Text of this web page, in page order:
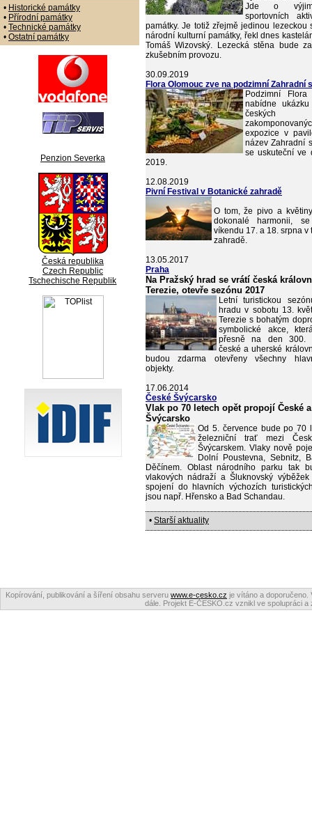
• Historické památky
• Přírodní památky
• Technické památky
• Ostatní památky
Penzion Severka
Česká republika
Czech Republic
Tschechische Republik
Jde o
sportovních
památky. Je totiž zřejmě jedinou lezeckou
národní kulturní památky, řekl dnes
Tomáš Wizovský. Lezecká stěna bude
zkušebním provozu.
30.09.2019
Flora Olomouc zve na podzimní Zahradní
Podzimní
nabídne
českých
expozice v
název Zahradní
se uskuteční ve
2019.
12.08.2019
Pivní Festival v Botanické zahradě
O tom, že pivo a
dokonalé harmonii,
víkendu 17. a 18. srpna v
zahradě.
13.05.2017
Praha
Na Pražský hrad se vrátí česká
Terezie, otevře sezónu 2017
Letní turistickou
hradu v sobotu 13.
Terezie s bohatým
symbolické akce,
přesně na den 300.
české a uherské
budou zdarma otevřeny všechny
objekty.
17.06.2014
České Švýcarsko
Vlak po 70 letech opět propojí České
Švýcarsko
Od 5. července bude po 70
železniční trať mezi
Švýcarskem. Vlaky nově
Dolní Poustevna, Sebnitz,
Děčínem. Oblast národního parku tak
vlakových nádraží a Šluknovský
spojení do hlavních výchozích
jsou např. Hřensko a Bad Schandau.
• Starší aktuality
Kopírování, publikování a šíření obsahu serveru www.e-cesko.cz je vítáno a doporučeno.
dále. Projekt E-ČESKO.cz vznikl ve spolupráci